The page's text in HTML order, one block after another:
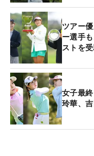
ツアー
ー選手
ストを
女子最
玲華、